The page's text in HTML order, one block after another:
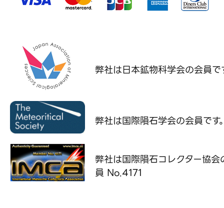
弊社は日本鉱物科学会の会員で
弊社は国際隕石学会の会員です
弊社は国際隕石コレクター協会
員 No.4171